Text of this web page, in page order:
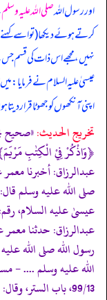
اور رسول اللہصلی اللہ علیہ وسلم
کرتے ہوئے دیکھا (تو اسے
نہیں، مجھے اس ذات کی قسم جس
عیسیٰ علیہ السلام نے فرمایا:
اپنی آنکھوں کو جھوٹا قرار
تخریج الحدیث:«صحيح
عبدالرزاق: أخبرنا
صلى الله عليه وسلم
عبدالرزاق: حدثنا
رسول الله صلى الله
99/13، باب الستر، وقال: هذا حديث متفق عليه.»